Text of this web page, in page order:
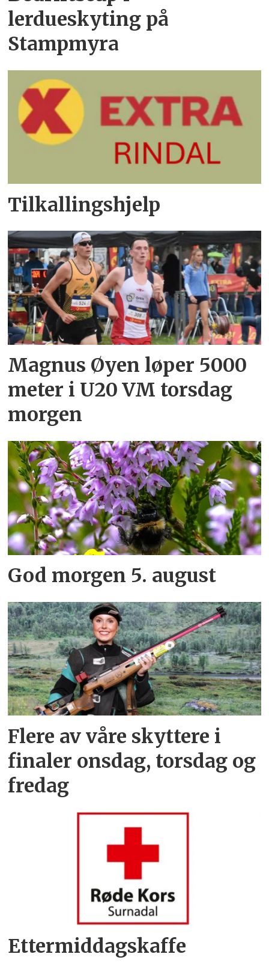
lerdueskyting på
Stampmyra
Tilkallingshjelp
Magnus Øyen løper 5000
meter i U20 VM torsdag
morgen
God morgen 5. august
Flere av våre skyttere i
finaler onsdag, torsdag og
fredag
Ettermiddagskaffe